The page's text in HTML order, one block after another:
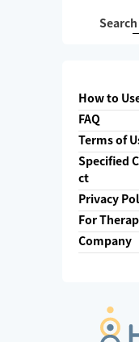
How to
FAQ
Terms of
Specified
ct
Privacy
For
Company